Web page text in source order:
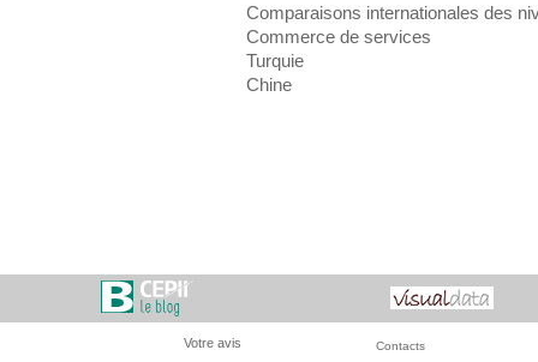
Comparaisons internationales des
Commerce de services
Turquie
Chine
Votre avis Contacts